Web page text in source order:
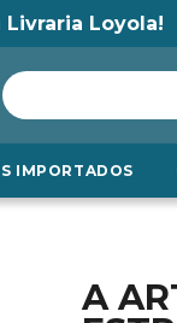
Loyola!
IMPORTADOS
A